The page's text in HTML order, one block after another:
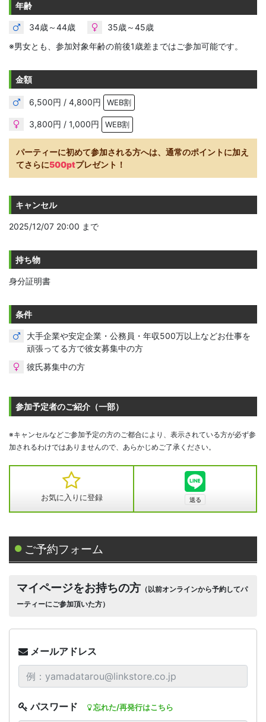
年齢
34歳～44歳
35歳～45歳
※男女とも、参加対象年齢の前後1歳差まではご参加可能です。
金額
6,500円 / 4,800円 WEB割
3,800円 / 1,000円 WEB割
パーティーに初めて参加される方へは、通常のポイントに加え
てさらに500ptプレゼント！
キャンセル
2025/12/07 20:00 まで
持ち物
身分証明書
条件
大手企業や安定企業・公務員・年収500万以上などお仕事を
頑張ってる方で彼女募集中の方
彼氏募集中の方
参加予定者のご紹介（一部）
※キャンセルなどご参加予定の方のご都合により、表示されている方が必ず参
加されるわけではありませんので、あらかじめご了承ください。
お気に入りに登録
ご予約フォーム
マイページをお持ちの方 （以前オンラインから予約してパ
ーティーにご参加頂いた方）
メールアドレス
パスワード 忘れた/再発行はこちら